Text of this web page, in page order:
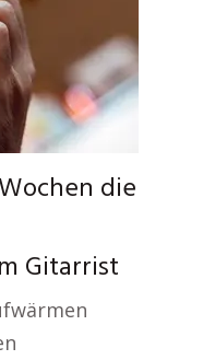
die
Gitarrist